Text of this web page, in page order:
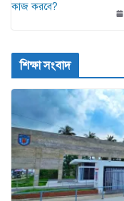
শিক্ষা সংবাদ